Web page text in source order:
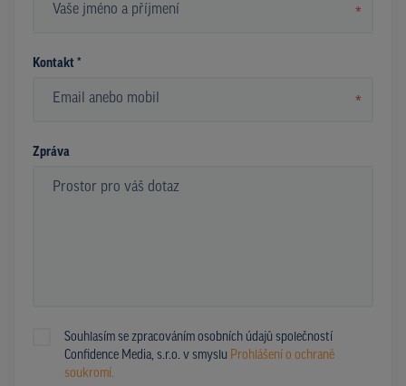
*
Kontakt *
*
Zpráva
Souhlasím se zpracováním osobních údajů společností
Confidence Media, s.r.o. v smyslu Prohlášení o ochraně
soukromí.